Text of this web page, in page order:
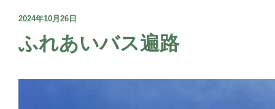
2024年10月26日
ふれあいバス遍路